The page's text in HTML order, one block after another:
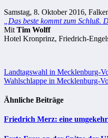
Samstag, 8. Oktober 2016,
„Das beste kommt zum
Mit Tim Wolff
Hotel Kronprinz, Friedrich-
Beitragsnavigation
Landtagswahl in Mecklenburg-
Wahlschlappe in Mecklenburg-
Ähnliche Beiträge
Friedrich Merz: eine